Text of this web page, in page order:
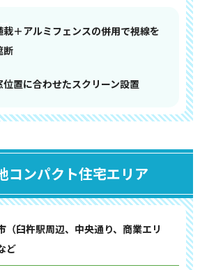
栽＋アルミフェンスの併用で視線を
断
位置に合わせたスクリーン設置
コンパクト住宅エリア
（臼杵駅周辺、中央通り、商業エリ
ど